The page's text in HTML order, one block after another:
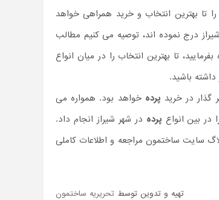
تا بهترین انتخاب و خرید همراهی خواهد
درج نموده اند، توصیه می کنیم مطالب
تا بهترین انتخاب را در میان انواع
باشید.
گذار در خرید پرده خواهد بود. همواره می
در بین انواع پرده در شهر شیراز انجام داد.
سایت ساختمون مراجعه و اطلاعات کاملی
تهیه و تدوین توسط تحریریه ساختمون